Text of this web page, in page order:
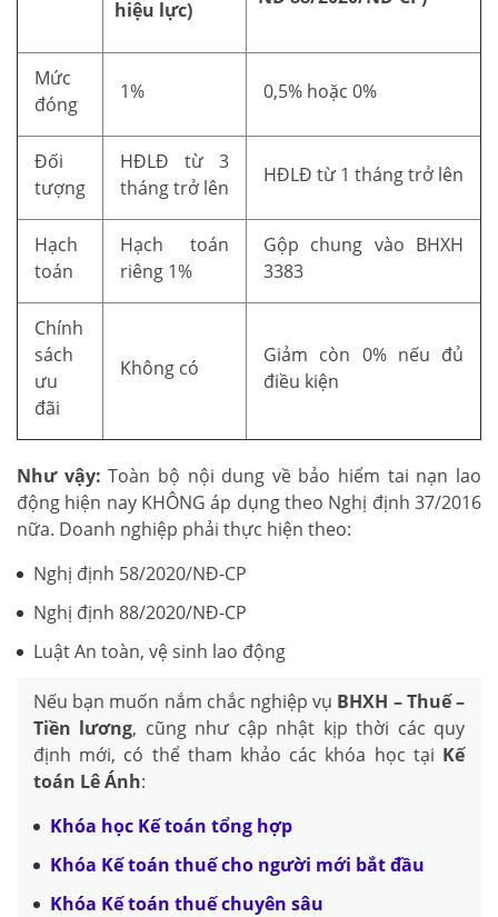
hiệu lực)
Mức
đóng
1% 0,5% hoặc 0%
Đối
tượng
HĐLĐ từ 3
tháng trở lên
HĐLĐ từ 1 tháng trở lên
Hạch
toán
Hạch toán
riêng 1%
Gộp chung vào BHXH
3383
Chính
sách
ưu
đãi
Không có
Giảm còn 0% nếu đủ
điều kiện
Như vậy: Toàn bộ nội dung về bảo hiểm tai nạn lao
động hiện nay KHÔNG áp dụng theo Nghị định 37/2016
nữa. Doanh nghiệp phải thực hiện theo:
Nghị định 58/2020/NĐ-CP
Nghị định 88/2020/NĐ-CP
Luật An toàn, vệ sinh lao động
Nếu bạn muốn nắm chắc nghiệp vụ BHXH – Thuế –
Tiền lương, cũng như cập nhật kịp thời các quy
định mới, có thể tham khảo các khóa học tại Kế
toán Lê Ánh:
Khóa học Kế toán tổng hợp
Khóa Kế toán thuế cho người mới bắt đầu
Khóa Kế toán thuế chuyên sâu